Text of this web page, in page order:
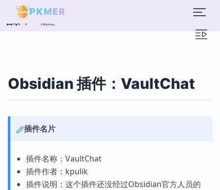
PKMER
目录 概述
Obsidian 插件：VaultChat
插件名片
插件名称：VaultChat
插件作者：kpulik
插件说明：这个插件还没经过Obsidian官方人员的